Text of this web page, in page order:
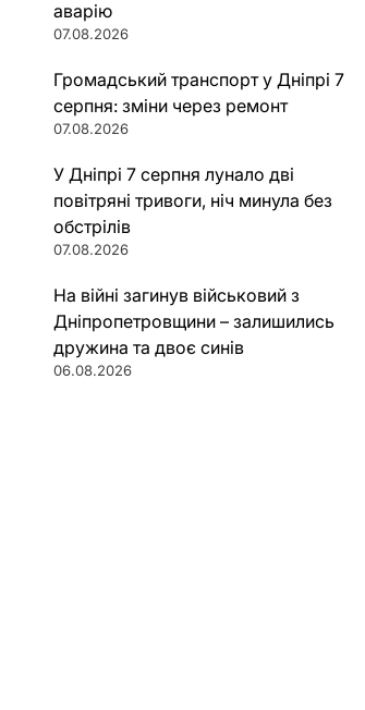
аварію
07.08.2026
Громадський транспорт у Дніпрі 7
серпня: зміни через ремонт
07.08.2026
У Дніпрі 7 серпня лунало дві
повітряні тривоги, ніч минула без
обстрілів
07.08.2026
На війні загинув військовий з
Дніпропетровщини – залишились
дружина та двоє синів
06.08.2026